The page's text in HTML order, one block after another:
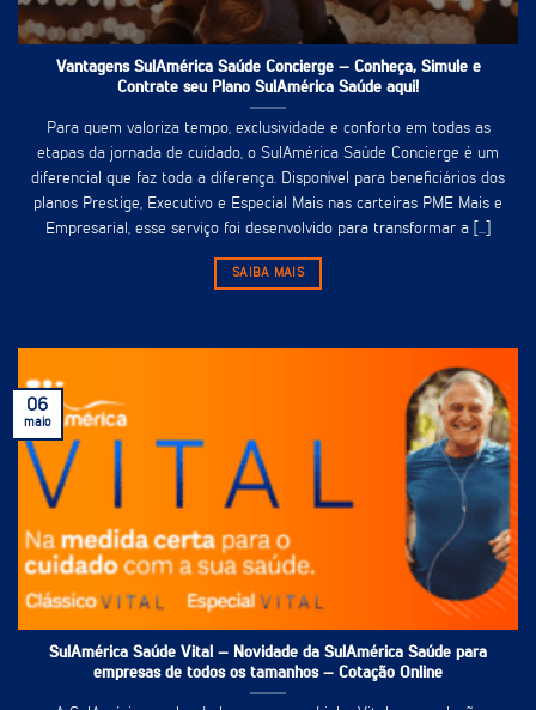
Vantagens SulAmérica Saúde Concierge – Conheça, Simule e
Contrate seu Plano SulAmérica Saúde aqui!
Para quem valoriza tempo, exclusividade e conforto em todas as
etapas da jornada de cuidado, o SulAmérica Saúde Concierge é um
diferencial que faz toda a diferença. Disponível para beneficiários dos
planos Prestige, Executivo e Especial Mais nas carteiras PME Mais e
Empresarial, esse serviço foi desenvolvido para transformar a [...]
SAIBA MAIS
SulAmérica Saúde Vital – Novidade da SulAmérica Saúde para
empresas de todos os tamanhos – Cotação Online
06
maio